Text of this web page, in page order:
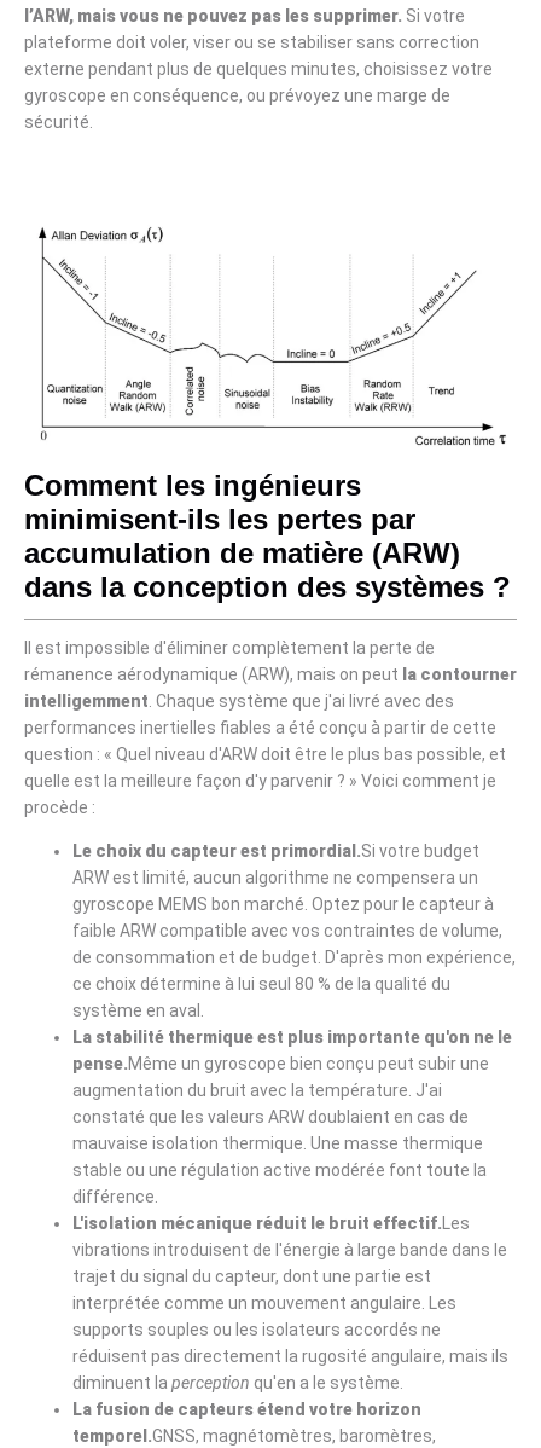
l’ARW, mais vous ne pouvez pas les supprimer. Si votre
plateforme doit voler, viser ou se stabiliser sans correction
externe pendant plus de quelques minutes, choisissez votre
gyroscope en conséquence, ou prévoyez une marge de
sécurité.
Comment les ingénieurs
minimisent-ils les pertes par
accumulation de matière (ARW)
dans la conception des systèmes ?
Il est impossible d'éliminer complètement la perte de
rémanence aérodynamique (ARW), mais on peut la contourner
intelligemment . Chaque système que j'ai livré avec des
performances inertielles fiables a été conçu à partir de cette
question : « Quel niveau d'ARW doit être le plus bas possible, et
quelle est la meilleure façon d'y parvenir ? » Voici comment je
procède :
Le choix du capteur est primordial.Si votre budget
ARW est limité, aucun algorithme ne compensera un
gyroscope MEMS bon marché. Optez pour le capteur à
faible ARW compatible avec vos contraintes de volume,
de consommation et de budget. D'après mon expérience,
ce choix détermine à lui seul 80 % de la qualité du
système en aval.
La stabilité thermique est plus importante qu'on ne le
pense.Même un gyroscope bien conçu peut subir une
augmentation du bruit avec la température. J'ai
constaté que les valeurs ARW doublaient en cas de
mauvaise isolation thermique. Une masse thermique
stable ou une régulation active modérée font toute la
différence.
L'isolation mécanique réduit le bruit effectif. Les
vibrations introduisent de l'énergie à large bande dans le
trajet du signal du capteur, dont une partie est
interprétée comme un mouvement angulaire. Les
supports souples ou les isolateurs accordés ne
réduisent pas directement la rugosité angulaire, mais ils
diminuent la perception qu'en a le système.
La fusion de capteurs étend votre horizon
temporel.GNSS, magnétomètres, baromètres,